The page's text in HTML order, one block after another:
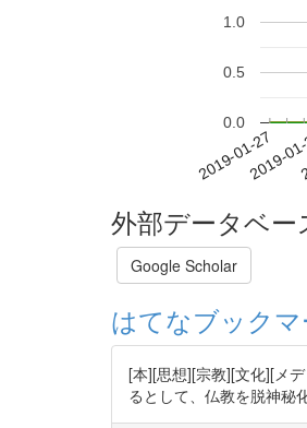
2019-01-27
2019-
0.0
0.5
1.0
外部データベー
Google Scholar
はてなブックマ
[本][思想][宗教][文化][メ
るとして、仏教を脱神秘